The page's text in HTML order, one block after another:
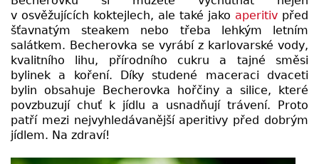
v osvěžujících koktejlech, ale také jako aperitiv před
šťavnatým steakem nebo třeba lehkým letním
salátkem. Becherovka se vyrábí z karlovarské vody,
kvalitního lihu, přírodního cukru a tajné směsi
bylinek a koření. Díky studené maceraci dvaceti
bylin obsahuje Becherovka hořčiny a silice, které
povzbuzují chuť k jídlu a usnadňují trávení. Proto
patří mezi nejvyhledávanější aperitivy před dobrým
jídlem. Na zdraví!